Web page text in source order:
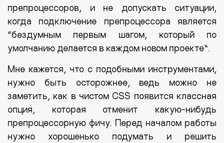
препроцессоров, и не допускать ситуации,
когда подключение препроцессора является
“бездумным первым шагом, который по
умолчанию делается в каждом новом проекте”.
Мне кажется, что с подобными инструментами,
нужно быть осторожнее, ведь можно не
заметить, как в чистом CSS появится классная
опция, которая отменит какую-нибудь
препроцессорную фичу. Перед началом работы
нужно хорошенько подумать и решить